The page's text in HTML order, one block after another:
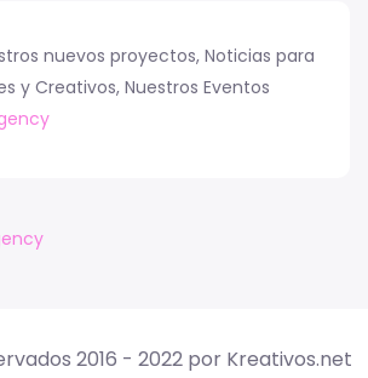
nuevos proyectos, Noticias para
y Creativos, Nuestros Eventos
2016 - 2022 por Kreativos.net